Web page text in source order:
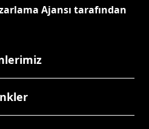
Ajansı tarafından